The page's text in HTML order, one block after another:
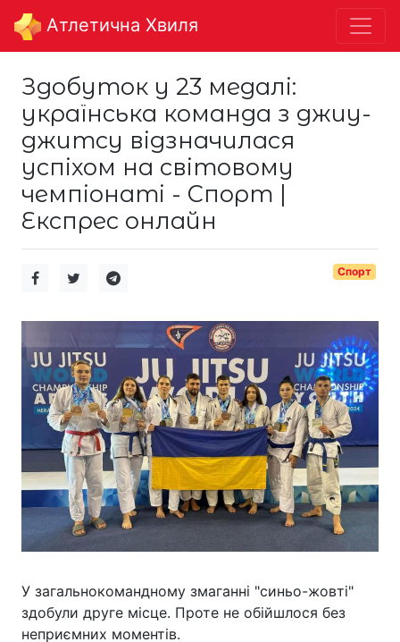
Aтлетична Хвиля
Здобуток у 23 медалі:
українська команда з джиу-
джитсу відзначилася
успіхом на світовому
чемпіонаті - Спорт |
Експрес онлайн
Спорт
У загальнокомандному змаганні "синьо-жовті"
здобули друге місце. Проте не обійшлося без
неприємних моментів.